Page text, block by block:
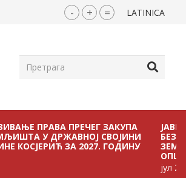
- + = LATINICA
ПРЕЧЕГ ЗАКУПА
СВОЈИНИ
ЗА 2027. ГОДИНУ
ЈАВНИ ПОЗИВ
БЕЗ ПЛАЋАЊА
ЗЕМЉИШТА У
ОПШТИНЕ